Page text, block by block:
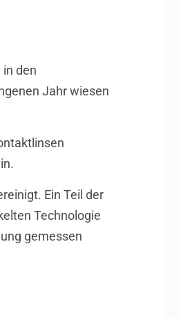
den
Jahr wiesen
Ein Teil der
Technologie
gemessen